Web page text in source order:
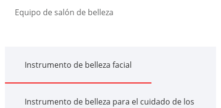
Equipo de salón de belleza
Instrumento de belleza facial
Instrumento de belleza para el cuidado de los